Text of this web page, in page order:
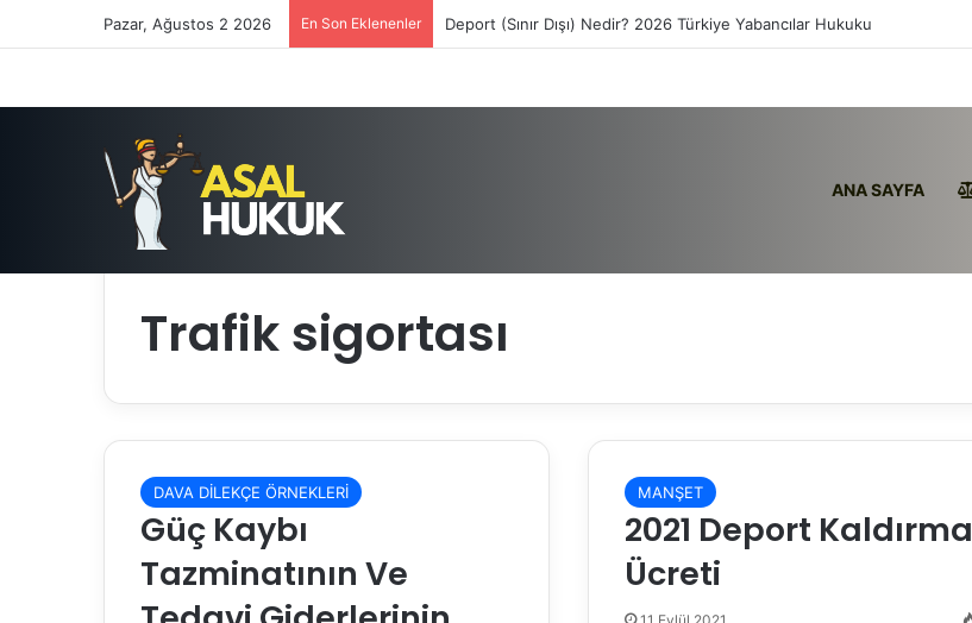
Pazar, Ağustos 2 2026 En Son Eklenenler Deport (Sınır Dışı) Nedir? 2026 Türkiye Yabancılar Hukuku
ANA SAYFA
Trafik sigortası
DAVA DİLEKÇE ÖRNEKLERİ
Güç Kaybı
Tazminatının Ve
MANŞET
2021 Deport Kaldırma
Ücreti